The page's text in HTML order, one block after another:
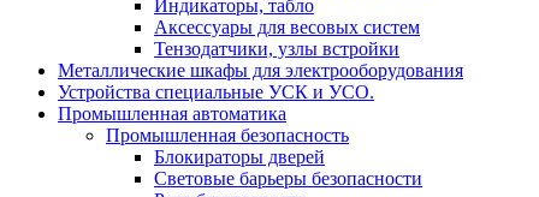
Индикаторы, табло
Аксессуары для весовых систем
Тензодатчики, узлы встройки
Металлические шкафы для электрооборудования
Устройства специальные УСК и УСО.
Промышленная автоматика
Промышленная безопасность
Блокираторы дверей
Световые барьеры безопасности